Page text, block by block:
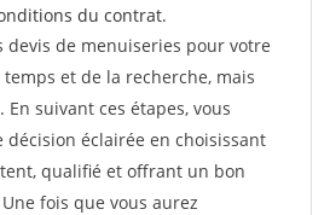
du contrat.
devis de menuiseries pour votre
et de la recherche, mais
suivant ces étapes, vous
éclairée en choisissant
qualifié et offrant un bon
fois que vous aurez